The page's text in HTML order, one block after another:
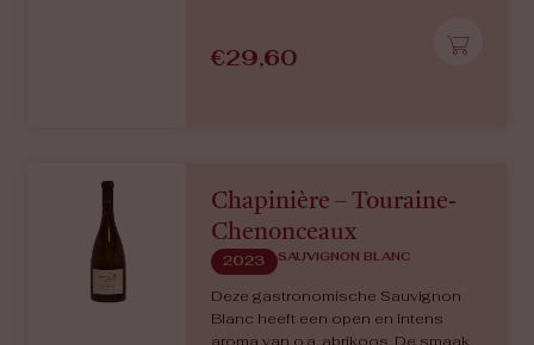
€29,60
Chapinière – Touraine-
Chenonceaux
2023 SAUVIGNON BLANC
Deze gastronomische Sauvignon
Blanc heeft een open en intens